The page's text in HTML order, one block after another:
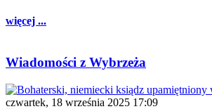
więcej ...
Wiadomości z Wybrzeża
czwartek, 18 września 2025 17:09